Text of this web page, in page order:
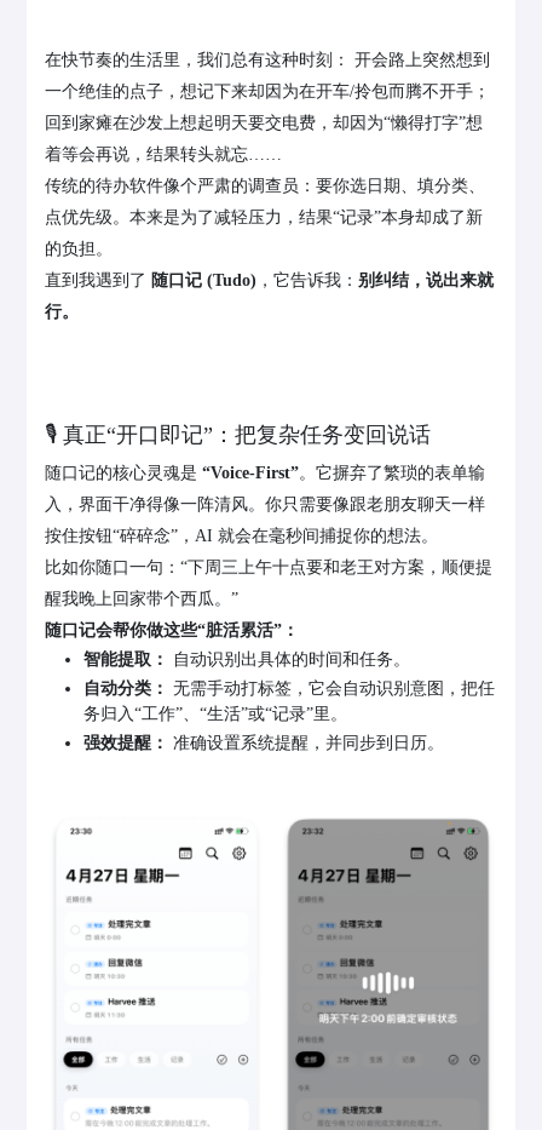
在快节奏的生活里，我们总有这种时刻： 开会路上突然想到
一个绝佳的点子，想记下来却因为在开车/拎包而腾不开手；
回到家瘫在沙发上想起明天要交电费，却因为“懒得打字”想
着等会再说，结果转头就忘……
传统的待办软件像个严肃的调查员：要你选日期、填分类、
点优先级。本来是为了减轻压力，结果“记录”本身却成了新
的负担。
直到我遇到了 随口记 (Tudo) ，它告诉我：别纠结，说出来就
行。
🎙️ 真正“开口即记”：把复杂任务变回说话
随口记的核心灵魂是“Voice-First”。它摒弃了繁琐的表单输
入，界面干净得像一阵清风。你只需要像跟老朋友聊天一样
按住按钮“碎碎念”，AI 就会在毫秒间捕捉你的想法。
比如你随口一句：“下周三上午十点要和老王对方案，顺便提
醒我晚上回家带个西瓜。”
随口记会帮你做这些“脏活累活”：
智能提取：
自动识别出具体的时间和任务。
自动分类： 无需手动打标签，它会自动识别意图，把任
务归入“工作”、“生活”或“记录”里。
强效提醒： 准确设置系统提醒，并同步到日历。